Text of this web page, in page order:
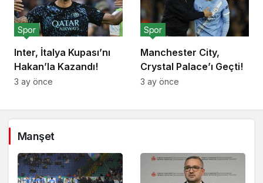
Inter, İtalya Kupası’nı
Hakan’la Kazandı!
Spor
3 ay önce
Manchester City,
Crystal Palace’ı Geçti!
Spor
3 ay önce
Manşet